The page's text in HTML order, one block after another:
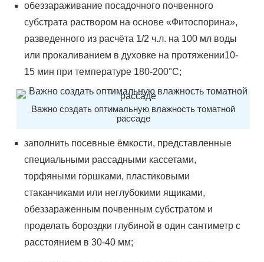
обеззараживание посадочного почвенного
субстрата раствором на основе «Фитоспорина»,
разведенного из расчёта 1/2 ч.л. на 100 мл воды
или прокаливанием в духовке на протяжении10-
15 мин при температуре 180-200°C;
Важно создать оптимальную влажность томатной
рассаде
заполнить посевные ёмкости, представленные
специальными рассадными кассетами,
торфяными горшками, пластиковыми
стаканчиками или неглубокими ящиками,
обеззараженным почвенным субстратом и
проделать бороздки глубиной в один сантиметр с
расстоянием в 30-40 мм;